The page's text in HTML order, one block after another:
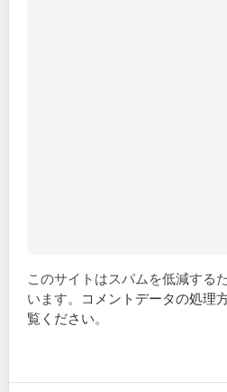
このサイトはスパムを低減する
います。 コメントデータの処理
覧ください。